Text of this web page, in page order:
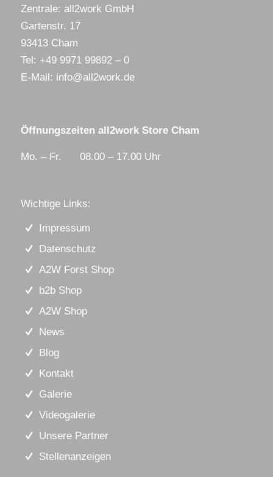
Zentrale: all2work GmbH
Gartenstr. 17
93413 Cham
Tel: +49 9971 99892 – 0
E-Mail: info@all2work.de
Öffnungszeiten all2work Store Cham
Mo. – Fr. 08.00 – 17.00 Uhr
Wichtige Links:
Impressum
Datenschutz
A2W Forst Shop
b2b Shop
A2W Shop
News
Blog
Kontakt
Galerie
Videogalerie
Unsere Partner
Stellenanzeigen